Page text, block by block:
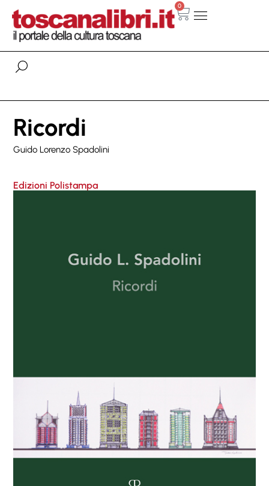
0
Ricordi
Guido Lorenzo Spadolini
Edizioni Polistampa